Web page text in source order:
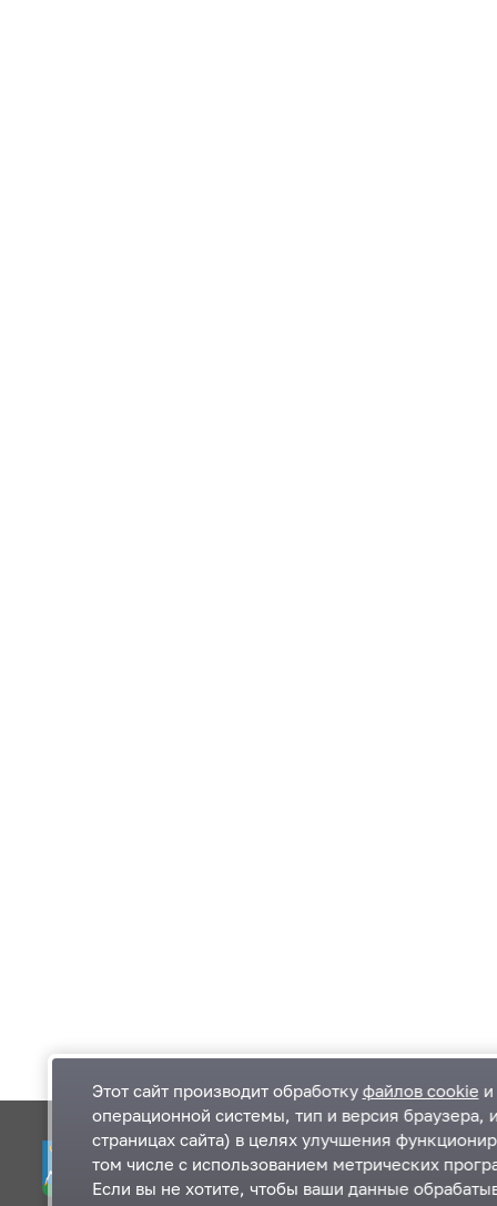
Одинцовский городской округ Московской
области
Этот сайт производит обработку файлов cookie
операционной системы, тип и версия браузера,
страницах сайта) в целях улучшения
том числе с использованием метрических
Если вы не хотите, чтобы ваши данные